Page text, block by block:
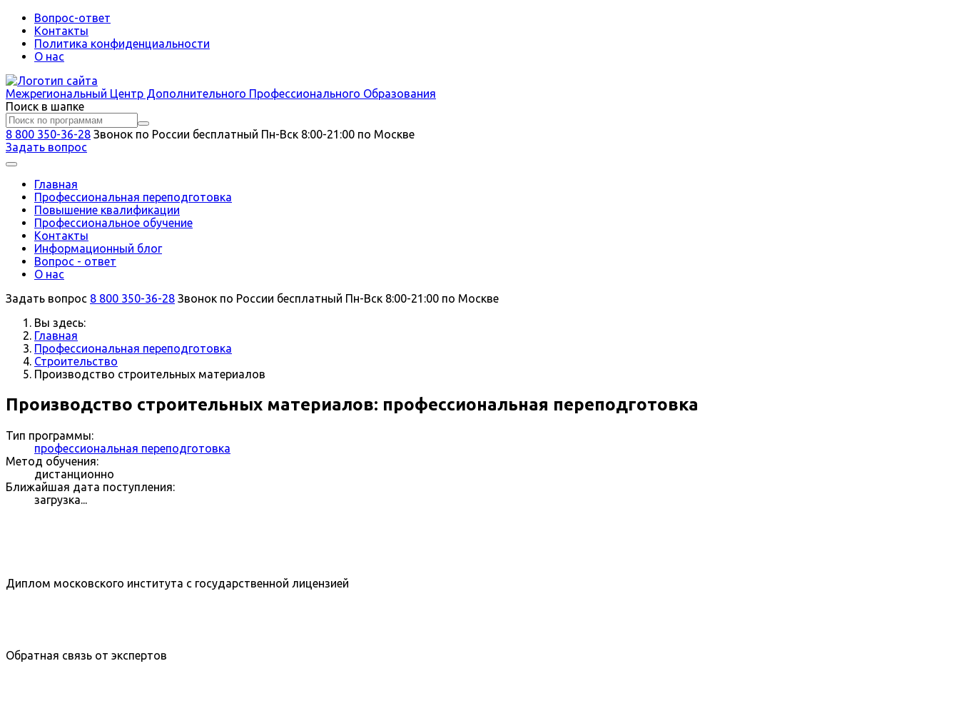
Вопрос-ответ
Контакты
Политика конфиденциальности
О нас
Межрегиональный Центр Дополнительного Профессионального Образования
Поиск в шапке
8 800 350-36-28 Звонок по России бесплатный Пн-Вск 8:00-21:00 по Москве
Задать вопрос
Главная
Профессиональная переподготовка
Повышение квалификации
Профессиональное обучение
Контакты
Информационный блог
Вопрос - ответ
О нас
Задать вопрос 8 800 350-36-28 Звонок по России бесплатный Пн-Вск 8:00-21:00 по Москве
Вы здесь:
Главная
Профессиональная переподготовка
Строительство
Производство строительных материалов
Производство строительных материалов: профессиональная переподготовка
Тип программы:
профессиональная переподготовка
Метод обучения:
дистанционно
Ближайшая дата поступления:
загрузка...
Диплом московского института с государственной лицензией
Обратная связь от экспертов